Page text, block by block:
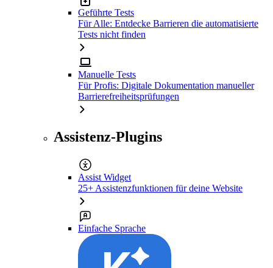
Geführte Tests
Für Alle: Entdecke Barrieren die automatisierte
Tests nicht finden
Manuelle Tests
Für Profis: Digitale Dokumentation manueller
Barrierefreiheitsprüfungen
Assistenz-Plugins
Assist Widget
25+ Assistenzfunktionen für deine Website
Einfache Sprache